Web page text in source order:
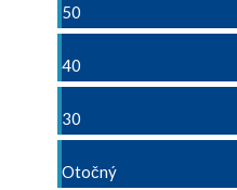
50
40
30
Otočný